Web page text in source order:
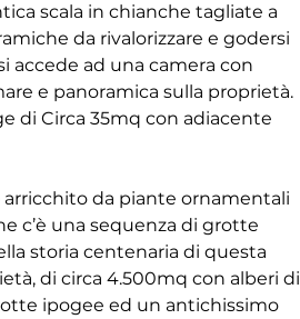
scala in chianche tagliate a
da rivalorizzare e godersi
accede ad una camera con
e panoramica sulla proprietà.
di Circa 35mq con adiacente
c’è una sequenza di grotte
storia centenaria di questa
di circa 4.500mq con alberi di
ipogee ed un antichissimo